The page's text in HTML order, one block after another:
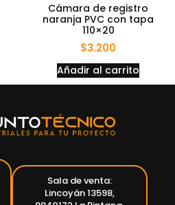
Cámara de registro
naranja PVC con tapa
110×20
$3.200
Añadir al carrito
Sala de venta:
Lincoyán 13598,